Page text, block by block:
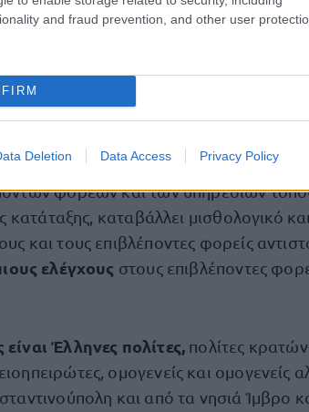
and fraud prevention, and other user
Deletion Data Access Privacy Policy
ικανοτήτων των ανέργων με τις
στη σύζευξη των ωφελουμένων με
φορέων και των υπηρεσιών
κατάταξης, καταβάλλει μισθολογικό
και τους επιβλέποντες φορείς
ελέγχους στους επιβλέποντες
Έλληνες πολίτες, πολίτες
ομογενείς και ομογενείς
και από τα νησιά Ίμβρο